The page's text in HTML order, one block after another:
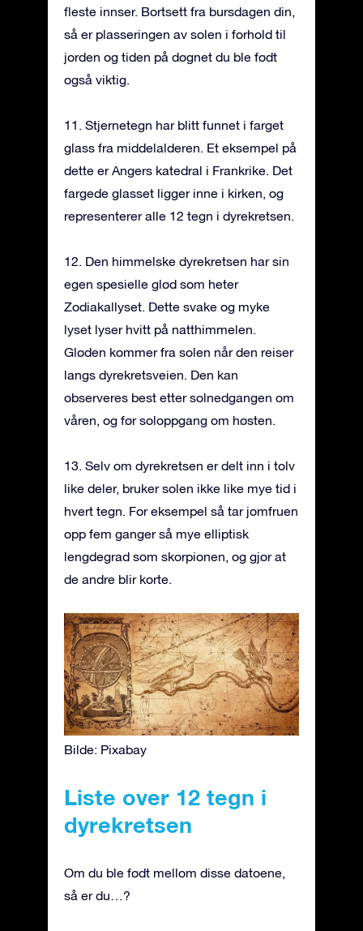
fleste innser. Bortsett fra bursdagen din,
så er plasseringen av solen i forhold til
jorden og tiden på døgnet du ble født
også viktig.
11. Stjernetegn har blitt funnet i farget
glass fra middelalderen. Et eksempel på
dette er Angers katedral i Frankrike. Det
fargede glasset ligger inne i kirken, og
representerer alle 12 tegn i dyrekretsen.
12. Den himmelske dyrekretsen har sin
egen spesielle glød som heter
Zodiakallyset. Dette svake og myke
lyset lyser hvitt på natthimmelen.
Gløden kommer fra solen når den reiser
langs dyrekretsveien. Den kan
observeres best etter solnedgangen om
våren, og før soloppgang om høsten.
13. Selv om dyrekretsen er delt inn i tolv
like deler, bruker solen ikke like mye tid i
hvert tegn. For eksempel så tar jomfruen
opp fem ganger så mye elliptisk
lengdegrad som skorpionen, og gjør at
de andre blir korte.
Bilde: Pixabay
Liste over 12 tegn i
dyrekretsen
Om du ble født mellom disse datoene,
så er du…?